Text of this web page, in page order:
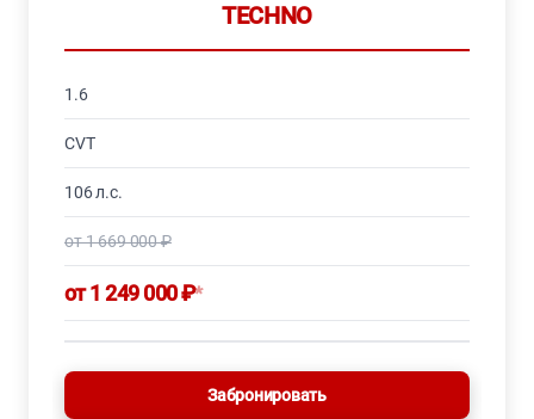
TECHNO
1.6
CVT
106 л.с.
от 1 669 000 ₽
от 1 249 000 ₽*
Забронировать